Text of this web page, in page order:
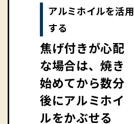
アルミホイルを活用
する
焦げ付きが心配
な場合は、焼き
始めてから数分
後にアルミホイ
ルをかぶせる